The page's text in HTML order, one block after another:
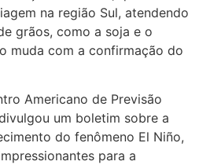
na região Sul, atendendo
grãos, como a soja e o
muda com a confirmação do
Americano de Previsão
um boletim sobre a
do fenômeno El Niño,
para a